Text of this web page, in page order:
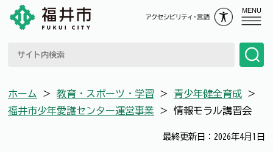
MENU
ホーム ＞ 教育・スポーツ・学習 ＞ 青少年健全育成 ＞
福井市少年愛護センター運営事業 ＞ 情報モラル講習会
最終更新日：2026年4月1日